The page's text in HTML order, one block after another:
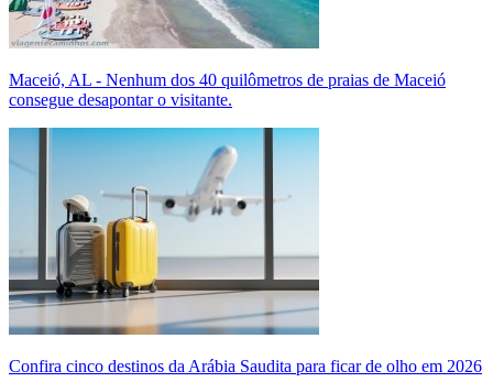
Maceió, AL - Nenhum dos 40 quilômetros de praias de Maceió
consegue desapontar o visitante.
Confira cinco destinos da Arábia Saudita para ficar de olho em 2026